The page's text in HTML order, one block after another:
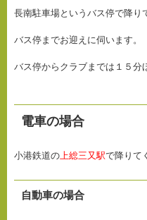
長南駐車場というバス停で降り
バス停までお迎えに伺います。
バス停からクラブまでは１５分
電車の場合
小港鉄道の上総三又駅で降りて
自動車の場合